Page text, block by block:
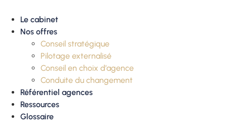
Le cabinet
Nos offres
Conseil stratégique
Pilotage externalisé
Conseil en choix d’agence
Conduite du changement
Référentiel agences
Ressources
Glossaire